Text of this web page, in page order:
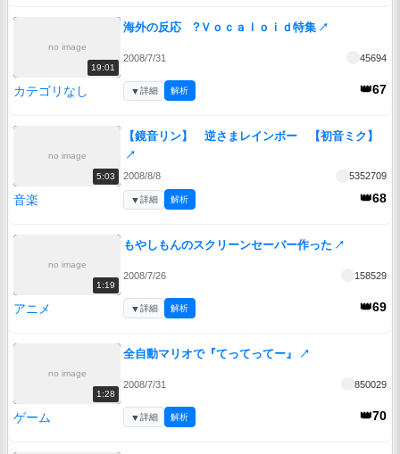
no image
19:01
海外の反応 ?Ｖｏｃａｌｏｉｄ特集 ↗
2008/7/31 45694
カテゴリなし 👑67
▼詳細 解析
no image
5:03
【鏡音リン】 逆さまレインボー 【初音ミク】
↗
2008/8/8 5352709
音楽 👑68
▼詳細 解析
no image
1:19
もやしもんのスクリーンセーバー作った ↗
2008/7/26 158529
アニメ 👑69
▼詳細 解析
no image
1:28
全自動マリオで『てってってー』 ↗
2008/7/31 850029
ゲーム 👑70
▼詳細 解析